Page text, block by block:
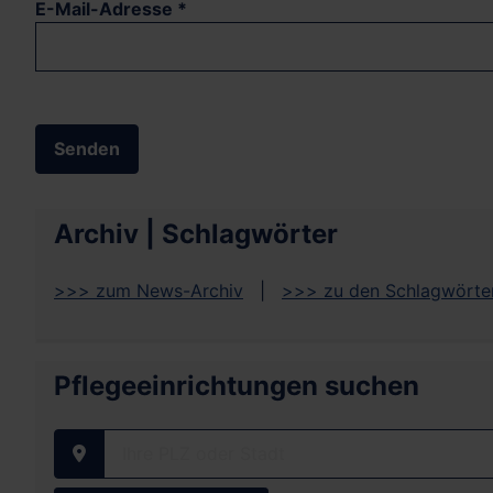
E-Mail-Adresse *
Senden
Archiv | Schlagwörter
>>> zum News-Archiv >>> zu den
Pflegeeinrichtungen suchen
Ihre PLZ oder Stadt